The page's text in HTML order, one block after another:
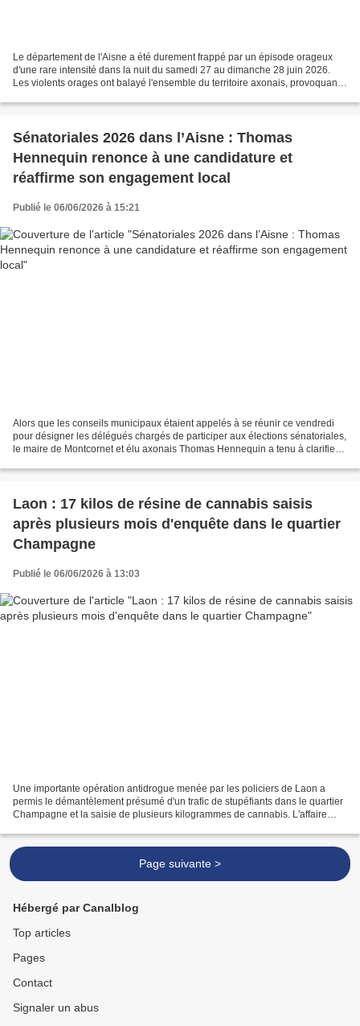
Le département de l'Aisne a été durement frappé par un épisode orageux
d'une rare intensité dans la nuit du samedi 27 au dimanche 28 juin 2026.
Les violents orages ont balayé l'ensemble du territoire axonais, provoquant
Sénatoriales 2026 dans l’Aisne : Thomas
Hennequin renonce à une candidature et
réaffirme son engagement local
Publié le 06/06/2026 à 15:21
Alors que les conseils municipaux étaient appelés à se réunir ce vendredi
pour désigner les délégués chargés de participer aux élections sénatoriales,
le maire de Montcornet et élu axonais Thomas Hennequin a tenu à clarifier
Laon : 17 kilos de résine de cannabis saisis
après plusieurs mois d'enquête dans le quartier
Champagne
Publié le 06/06/2026 à 13:03
Une importante opération antidrogue menée par les policiers de Laon a
permis le démantèlement présumé d'un trafic de stupéfiants dans le quartier
Champagne et la saisie de plusieurs kilogrammes de cannabis. L'affaire
Page suivante >
Hébergé par Canalblog
Top articles
Pages
Contact
Signaler un abus